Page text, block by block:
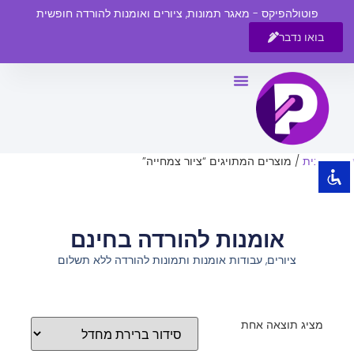
visibility_off השבת את ההבזקים
title סמן כותרות
צבע רקע
zoom_out
הקטנת גופן
הגדלת גופן
ניגודיות בהירה
פוטולהפיקס - מאגר תמונות, ציורים ואומנות להורדה חופשית
בואו נדבר
עמוד הבית / מוצרים המתויגים “ציור צמחייה”
אומנות להורדה בחינם
ציורים, עבודות אומנות ותמונות להורדה ללא תשלום
מציג תוצאה אחת